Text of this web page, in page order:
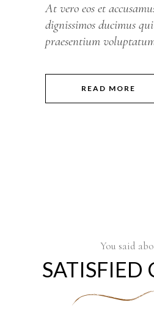
At vero eos et
dignissimos ducimus
praesentium
READ MORE
You said
SATISFIED